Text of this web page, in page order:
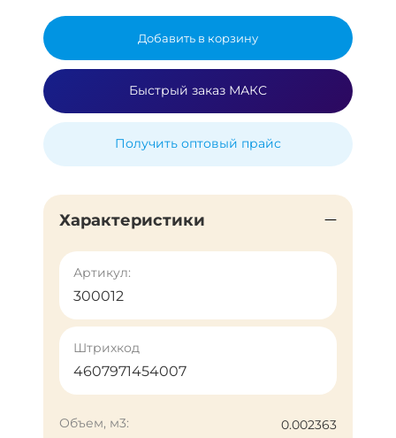
Добавить в корзину
Быстрый заказ МАКС
Получить оптовый прайс
Характеристики
Артикул:
300012
Штрихкод
4607971454007
Объем, м3:
0.002363